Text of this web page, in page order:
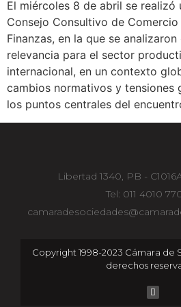
El miércoles 8 de abril se realizó
Consejo Consultivo de
Finanzas, en la que se
relevancia para el sector
internacional, en un contexto
cambios normativos y tensiones
los puntos centrales del
Libertad 1340, PB -
Tel: 011 4010
Copyright 1998-2023 Cámara de
derechos